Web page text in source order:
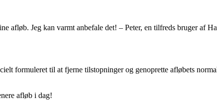
afløb. Jeg kan varmt anbefale det! – Peter, en tilfreds bruger af
formuleret til at fjerne tilstopninger og genoprette afløbets
afløb i dag!